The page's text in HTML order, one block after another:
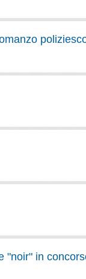
"noir" in